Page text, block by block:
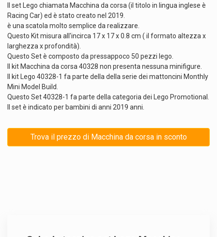
Il set Lego chiamata Macchina da corsa (il titolo in lingua inglese è
Racing Car) ed è stato creato nel 2019.
è una scatola molto semplice da realizzare.
Questo Kit misura all'incirca 17 x 17 x 0.8 cm ( il formato altezza x
larghezza x profondità).
Questo Set è composto da pressappoco 50 pezzi lego.
Il kit Macchina da corsa 40328 non presenta nessuna minifigure.
Il kit Lego 40328-1 fa parte della della serie dei mattoncini Monthly
Mini Model Build.
Questo Set 40328-1 fa parte della categoria dei Lego Promotional.
Il set è indicato per bambini di anni 2019 anni.
Trova il prezzo di Macchina da corsa in sconto